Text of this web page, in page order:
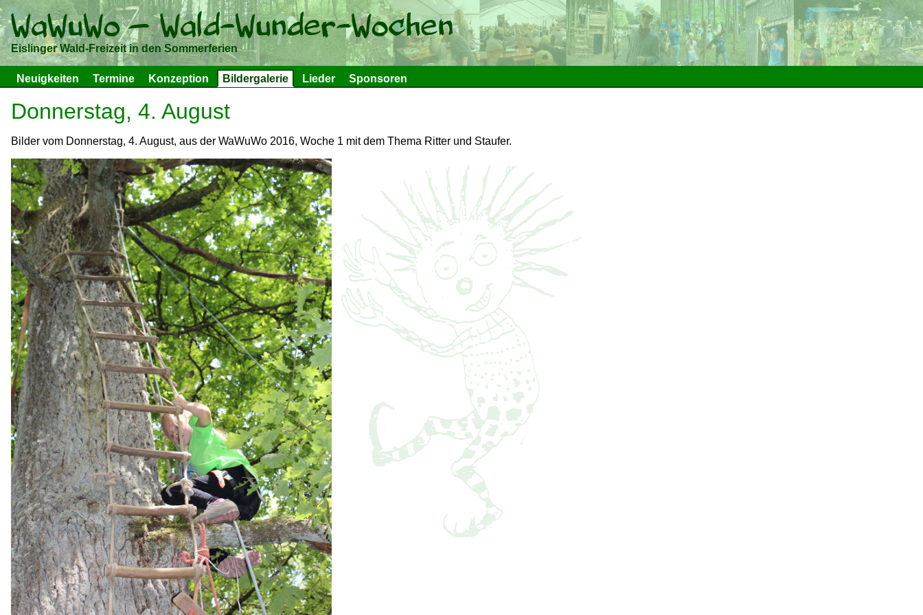
Eislinger Wald-Freizeit in den Sommerferien
Neuigkeiten Termine Konzeption Bildergalerie Lieder Sponsoren
Donnerstag, 4. August
Bilder vom Donnerstag, 4. August, aus der WaWuWo 2016, Woche 1 mit dem Thema Ritter und Staufer.